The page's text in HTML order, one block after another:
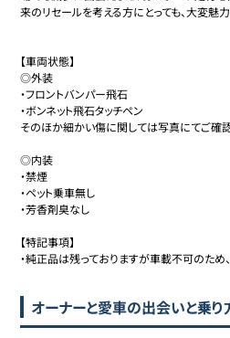
来のリセールを考える方にとっても、大変魅
【車両状態】
◎外装
・フロントバンパー飛石
・ボンネット飛石タッチペン
そのほか細かい傷に関しては写真にてご確認
◎内装
・禁煙
・ペット乗車無し
・芳香剤臭なし
【特記事項】
・純正品は残っておりますが車載不可のため
オーナーと愛車の出会いと乗り